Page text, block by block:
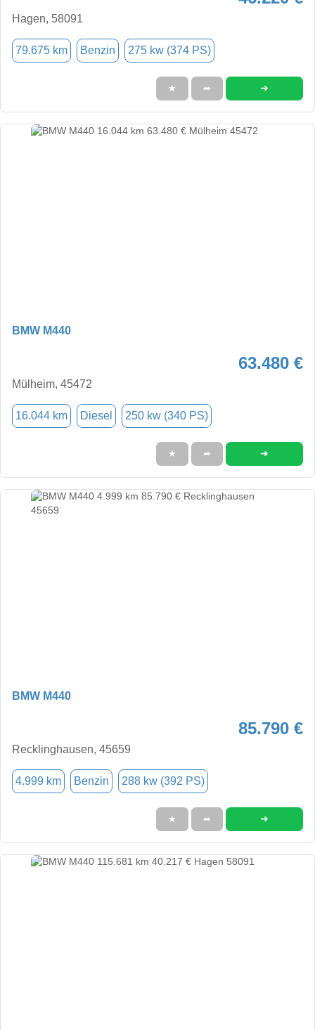
Hagen, 58091
79.675 km Benzin 275 kw (374 PS)
★ ➦ ➜
BMW M440
63.480 €
Mülheim, 45472
16.044 km Diesel 250 kw (340 PS)
★ ➦ ➜
BMW M440
85.790 €
Recklinghausen, 45659
4.999 km Benzin 288 kw (392 PS)
★ ➦ ➜